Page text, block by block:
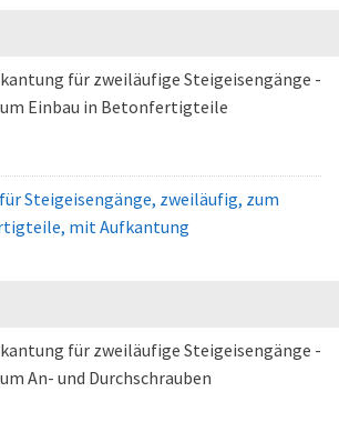
für zweiläufige Steigeisengänge -
Einbau in Betonfertigteile
Steigeisengänge, zweiläufig, zum
mit Aufkantung
für zweiläufige Steigeisengänge -
An- und Durchschrauben